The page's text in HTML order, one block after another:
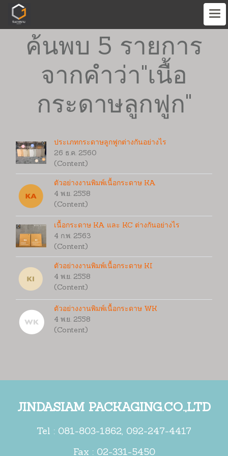
ค้นพบ 5 รายการ
จากคำว่า"เนื้อ
กระดาษลูกฟูก"
ประเภทกระดาษลูกฟูกต่างกันอย่างไร
26 ธ.ค. 2560
(Content)
ตัวอย่างงานพิมพ์เนื้อกระดาษ KA
4 พ.ย. 2558
(Content)
เนื้อกระดาษ KA และ KC ต่างกันอย่างไร
4 ก.พ. 2563
(Content)
ตัวอย่างงานพิมพ์เนื้อกระดาษ KI
4 พ.ย. 2558
(Content)
ตัวอย่างงานพิมพ์เนื้อกระดาษ WK
4 พ.ย. 2558
(Content)
JINDASIAM PACKAGING.CO.,LTD
Tel : 081-803-1862, 092-247-4417
Fax : 02-331-5450